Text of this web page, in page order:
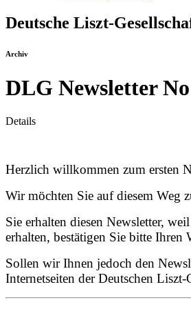
Deutsche Liszt-
Archiv
DLG Newsletter
Details
Herzlich willkommen zum ersten
Wir möchten Sie auf diesem
Sie erhalten diesen Newsletter,
erhalten, bestätigen Sie bitte
Sollen wir Ihnen jedoch den
Internetseiten der Deutschen Liszt-